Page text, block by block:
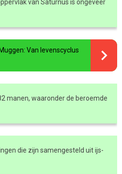
van Saturnus is ongeveer
Van levenscyclus
manen, waaronder de beroemde
die zijn samengesteld uit ijs-